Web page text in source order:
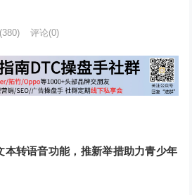
(380) 评论(0)
转语音功能，推新举措助力青少年